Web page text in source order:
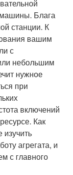
машины. Блага
станции. К
вашим
с
небольшим
нужное
при
включений
Как
агрегата, и
с главного